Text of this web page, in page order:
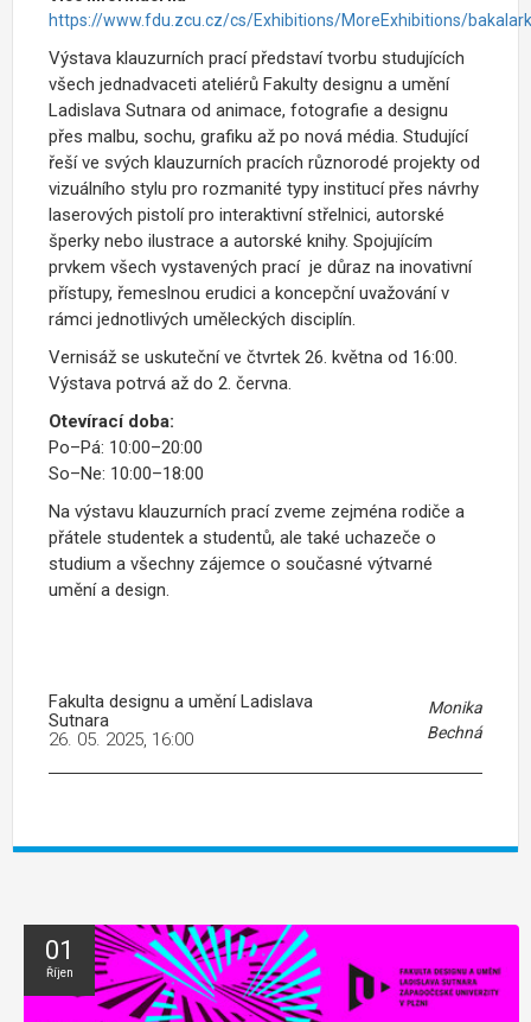
https://www.fdu.zcu.cz/cs/Exhibitions/MoreExhibitions/
Výstava klauzurních prací představí tvorbu studujících
všech jednadvaceti ateliérů Fakulty designu a umění
Ladislava Sutnara od animace, fotografie a designu
přes malbu, sochu, grafiku až po nová média. Studující
řeší ve svých klauzurních pracích různorodé projekty od
vizuálního stylu pro rozmanité typy institucí přes návrhy
laserových pistolí pro interaktivní střelnici, autorské
šperky nebo ilustrace a autorské knihy. Spojujícím
prvkem všech vystavených prací je důraz na inovativní
přístupy, řemeslnou erudici a koncepční uvažování v
rámci jednotlivých uměleckých disciplín.
Vernisáž se uskuteční ve čtvrtek 26. května od 16:00.
Výstava potrvá až do 2. června.
Otevírací doba:
Po–Pá: 10:00–20:00
So–Ne: 10:00–18:00
Na výstavu klauzurních prací zveme zejména rodiče a
přátele studentek a studentů, ale také uchazeče o
studium a všechny zájemce o současné výtvarné
umění a design.
Fakulta designu a umění Ladislava
Sutnara
Monika
Bechná
26. 05. 2025, 16:00
01
Říjen